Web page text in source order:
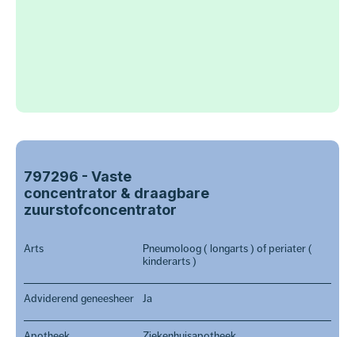
797296 - Vaste
concentrator & draagbare
zuurstofconcentrator
Arts
Pneumoloog ( longarts ) of periater (
kinderarts )
Adviderend geneesheer Ja